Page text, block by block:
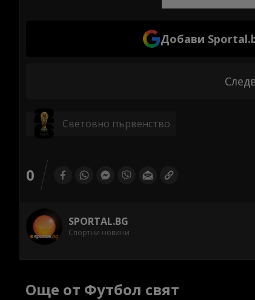
Добави
Световно първенство
0
SPORTAL.BG
Спортни новини
Още от Футбол свят